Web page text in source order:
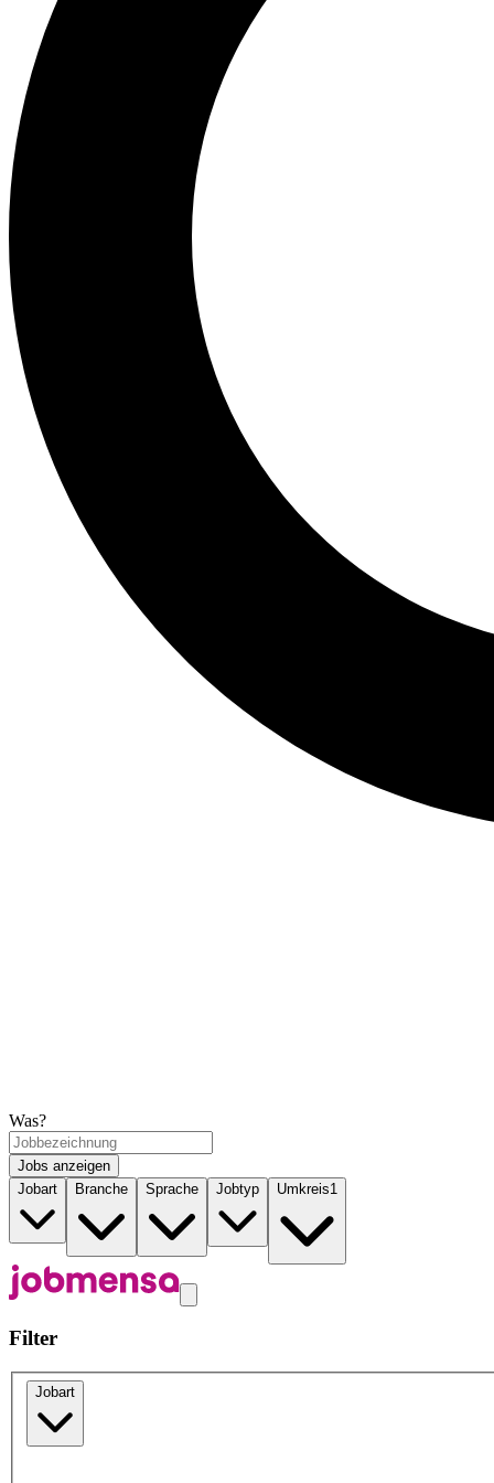
Was?
Jobs anzeigen
Jobart
Branche Sprache Jobtyp Umkreis1
Filter
Jobart